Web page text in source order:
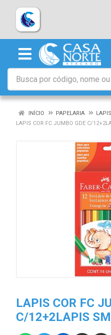
INÍCIO PAPELARIA
LAPIS COR FC JUMBO GDE C/
LAPIS COR FC
C/12+2LAPIS SM